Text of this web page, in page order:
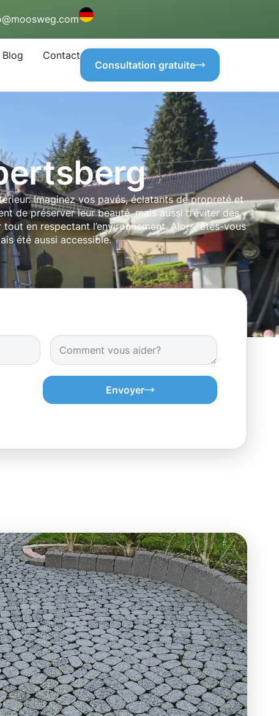
Blog
Contact
Consultation gratuite
Imaginez vos pavés, éclatants de propreté et
de préserver leur beauté, mais aussi d’éviter des
en respectant l’environnement. Alors, êtes-vous
été aussi accessible.
Envoyer